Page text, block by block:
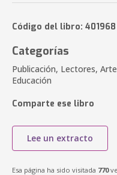
Código del libro: 401968
Categorías
Publicación, Lectores,
Educación
Comparte ese libro
Lee un extracto
Esa página ha sido visitada 770